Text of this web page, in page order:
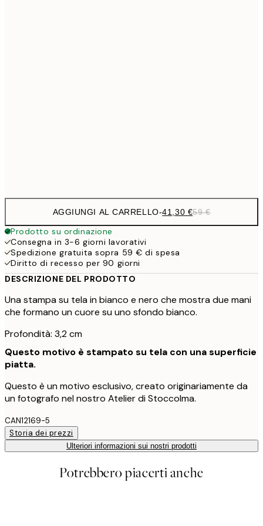
AGGIUNGI AL CARRELLO-41,30 €59 €
Prodotto su ordinazione
Consegna in 3-6 giorni lavorativi
Spedizione gratuita sopra 59 € di spesa
Diritto di recesso per 90 giorni
DESCRIZIONE DEL PRODOTTO
Una stampa su tela in bianco e nero che mostra due mani
che formano un cuore su uno sfondo bianco.
Profondità: 3,2 cm
Questo motivo è stampato su tela con una superficie
piatta.
Questo è un motivo esclusivo, creato originariamente da
un fotografo nel nostro Atelier di Stoccolma.
CAN12169-5
Storia dei prezzi
Ulteriori informazioni sui nostri prodotti
Potrebbero piacerti anche